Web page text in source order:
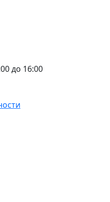
до 16:00